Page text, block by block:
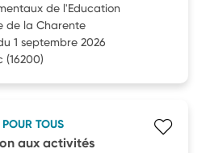
de l'Education
de la Charente
1 septembre 2026
(16200)
TOUS
aux activités